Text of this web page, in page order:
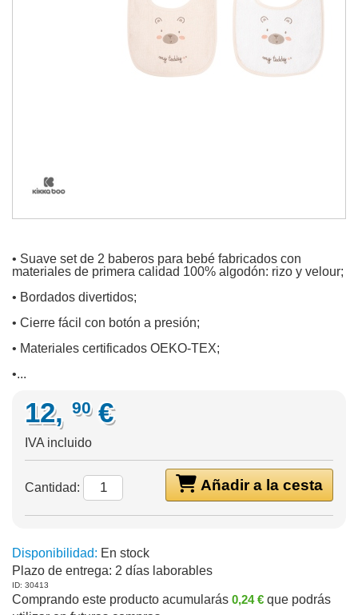
• Suave set de 2 baberos para bebé fabricados con
materiales de primera calidad 100% algodón: rizo y velour;
• Bordados divertidos;
• Cierre fácil con botón a presión;
• Materiales certificados OEKO-TEX;
•...
12, 90 €
IVA incluido
Añadir a la cesta
Cantidad:
Disponibilidad: En stock
Plazo de entrega: 2 días laborables
ID: 30413
Comprando este producto acumularás 0,24 € que podrás